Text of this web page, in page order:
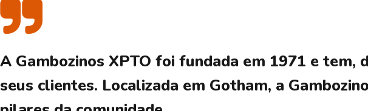
A Gambozinos XPTO foi fundada em 1971 e
seus clientes. Localizada em Gotham, a